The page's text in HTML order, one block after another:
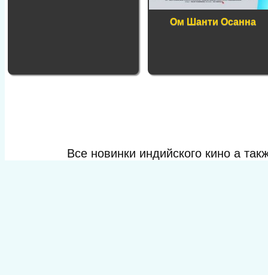
Ом Шанти Осанна
Все новинки индийского кино а